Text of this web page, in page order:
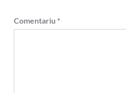
Comentariu *